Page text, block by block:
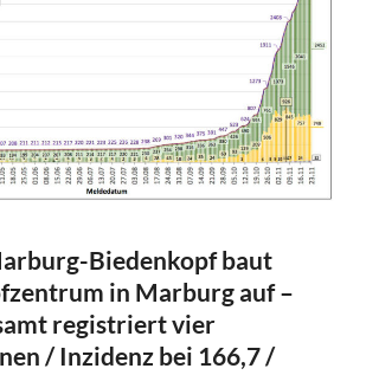
Biedenkopf baut
in Marburg auf –
registriert vier
/ Inzidenz bei 166,7 /